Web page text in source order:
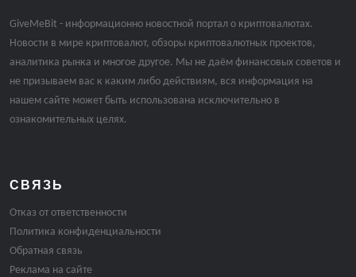
GiveMeBit - информационно новостной портал о криптовалютах.
Новости в мире криптовалют, обзоры криптовалютных проектов,
аналитика рынка и многое другое. Мы не даём финансовых советов и
не призываем вас к каким либо действиям, вся информация на
нашем сайте может быть использована исключительно в
ознакомительных целях.
СВЯЗЬ
Отказ от ответственности
Политика конфиденциальности
Обратная связь
Реклама на сайте